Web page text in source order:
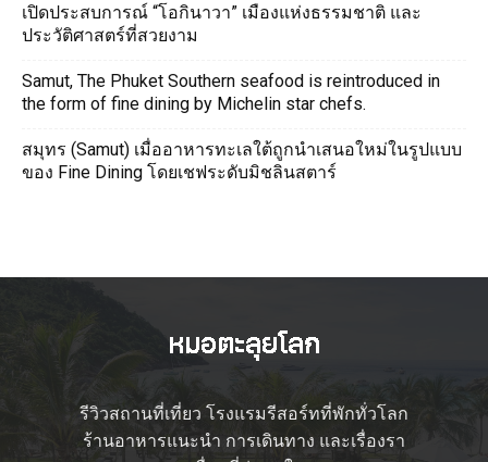
เปิดประสบการณ์ “โอกินาวา” เมืองแห่งธรรมชาติ และ
ประวัติศาสตร์ที่สวยงาม
Samut, The Phuket Southern seafood is reintroduced in
the form of fine dining by Michelin star chefs.
สมุทร (Samut) เมื่ออาหารทะเลใต้ถูกนำเสนอใหม่ในรูปแบบ
ของ Fine Dining โดยเชฟระดับมิชลินสตาร์
รีวิวสถานที่เที่ยว โรงแรมรีสอร์ทที่พักทั่วโลก
ร้านอาหารแนะนำ การเดินทาง และเรื่องรา